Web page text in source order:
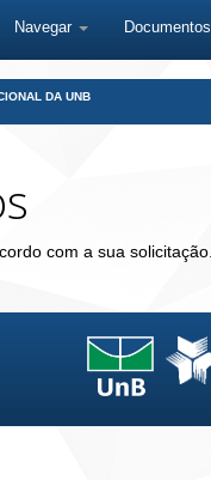
Navegar Documentos
DA UNB
com a sua solicitação.